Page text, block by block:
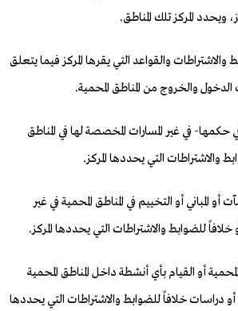
ويحدد المركز تلك المناطق.
والاشتراطات والقواعد التي يقرها المركز فيما يتعلق
والخروج من المناطق المحمية.
حكمها- في غير المسارات المخصصة لها في المناطق
والاشتراطات التي يحددها المركز.
أو المباني أو التخييم في المناطق المحمية في غير
للضوابط والاشتراطات التي يحددها المركز.
المحمية أو القيام بأي أنشطة داخل المناطق المحمية
دراسات خلافاً للضوابط والاشتراطات التي يحددها